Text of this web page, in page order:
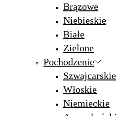
Brązowe
Niebieskie
Białe
Zielone
Pochodzenie
Szwajcarskie
Włoskie
Niemieckie